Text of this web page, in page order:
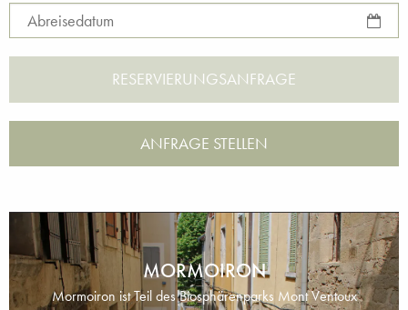
Abreisedatum
ANFRAGE STELLEN
MORMOIRON
Mormoiron ist Teil des Biosphärenparks Mont Ventoux